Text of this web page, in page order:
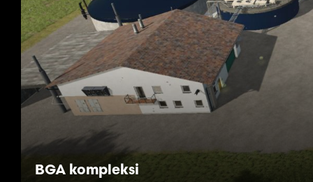
BGA kompleksi